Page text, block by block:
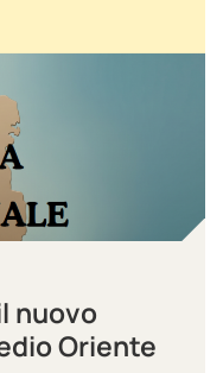
nuovo
Oriente